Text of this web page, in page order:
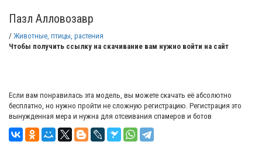
Пазл Алловозавр
/ Животные, птицы, растения
Чтобы получить ссылку на скачивание вам нужно войти на сайт
Если вам понравилась эта модель, вы можете скачать её абсолютно
бесплатно, но нужно пройти не сложную регистрацию. Регистрация это
вынужденная мера и нужна для отсеивания спамеров и ботов